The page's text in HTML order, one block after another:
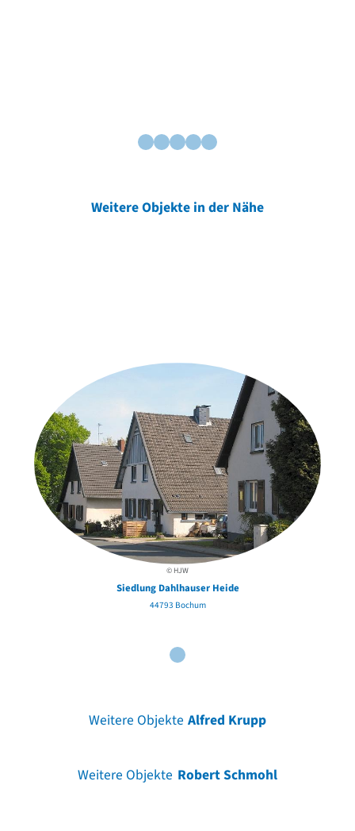
Weitere Objekte in der Nähe
© HJW
Siedlung Dahlhauser Heide
44793 Bochum
Weitere Objekte Alfred Krupp
Weitere Objekte Robert Schmohl